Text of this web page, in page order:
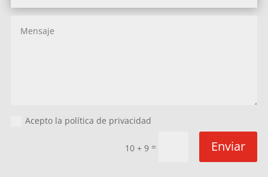
Acepto la política de privacidad
10 + 9 = Enviar